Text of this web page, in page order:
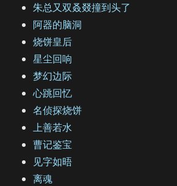
朱总又双叒叕撞到头了
阿器的脑洞
烧饼皇后
星尘回响
梦幻边际
心跳回忆
名侦探烧饼
上善若水
曹记鉴宝
见字如晤
离魂